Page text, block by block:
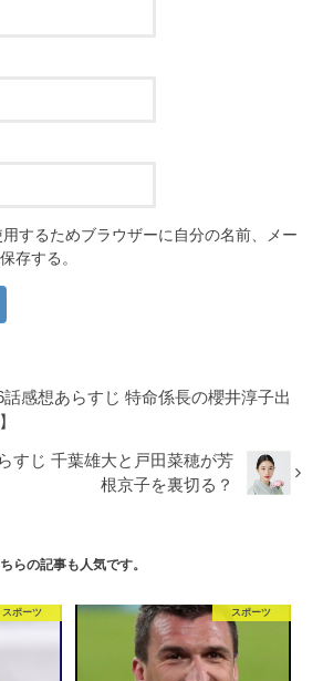
するためブラウザーに自分の名前、メー
存する。
話感想あらすじ 特命係長の櫻井淳子出
すじ 千葉雄大と戸田菜穂が芳
根京子を裏切る？
らの記事も人気です。
スポーツ スポーツ